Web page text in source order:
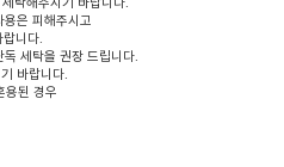
은 피해주시고
니다.
세탁을 권장 드립니다.
바랍니다.
용된 경우